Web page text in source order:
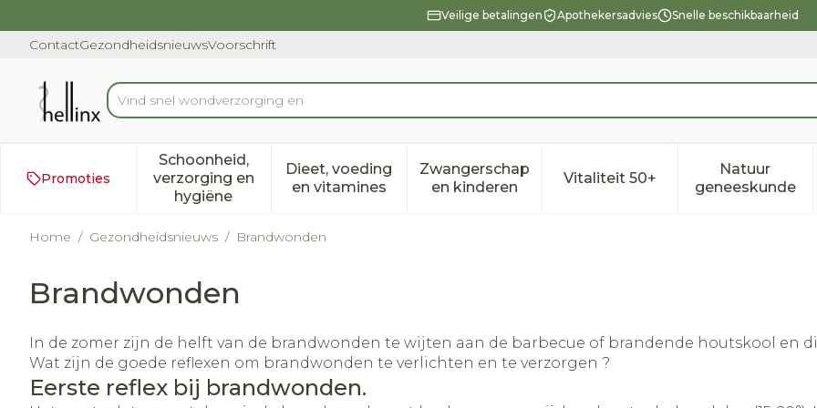
Veilige betalingen Apothekersadvies Snelle beschikbaarheid
ContactGezondheidsnieuwsVoorschrift
Product, merk, categorie...
Vind snel wond
Promoties
Schoonheid,
verzorging en
hygiëne
Toon submenu voor Schoonheid, verzorging en hygiëne categorie
Dieet, voeding
en vitaminesToon submenu voor Dieet, voeding en vitamines categorie
Zwangerschap
en kinderenToon submenu voor Zwangerschap en
Vitaliteit 50+Toon submenu voor
Natuur
geneeskunde
Toon
Home / Gezondheidsnieuws / Brandwonden
Brandwonden
In de zomer zijn de helft van de brandwonden te wijten aan de barbecue of brandende houtskool en
Wat zijn de goede reflexen om brandwonden te verlichten en te verzorgen ?
Eerste reflex bij brandwonden.